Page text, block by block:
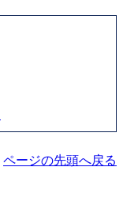
ページの先頭へ戻る